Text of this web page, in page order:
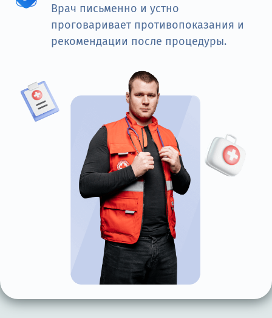
Врач письменно и устно
проговаривает противопоказания и
рекомендации после процедуры.